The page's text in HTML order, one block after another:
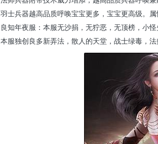
羽士兵器越高品质呼唤宝宝更多，宝宝更高级。
良知年夜服：本服无沙捐，无狞恶，无顶榜，小
本服独创良多新弄法，散人的天堂，战士绿毒，